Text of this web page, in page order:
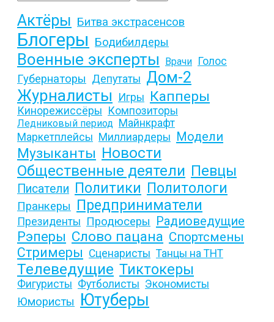
Актёры Битва экстрасенсов
Блогеры Бодибилдеры
Военные эксперты Врачи Голос
Губернаторы Депутаты Дом-2
Журналисты Игры Капперы
Кинорежиссёры Композиторы
Ледниковый период Майнкрафт
Маркетплейсы Миллиардеры Модели
Музыканты Новости
Общественные деятели Певцы
Писатели Политики Политологи
Пранкеры Предприниматели
Президенты Продюсеры Радиоведущие
Рэперы Слово пацана Спортсмены
Стримеры Сценаристы Танцы на ТНТ
Телеведущие Тиктокеры
Фигуристы Футболисты Экономисты
Юмористы Ютуберы